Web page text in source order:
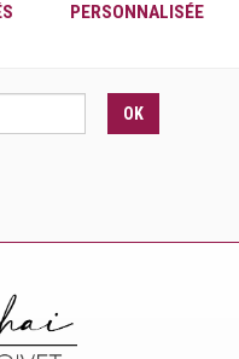
PERSONNALISÉE
OK